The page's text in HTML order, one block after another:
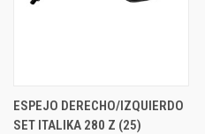
ESPEJO DERECHO/IZQUIERDO
SET ITALIKA 280 Z (25)